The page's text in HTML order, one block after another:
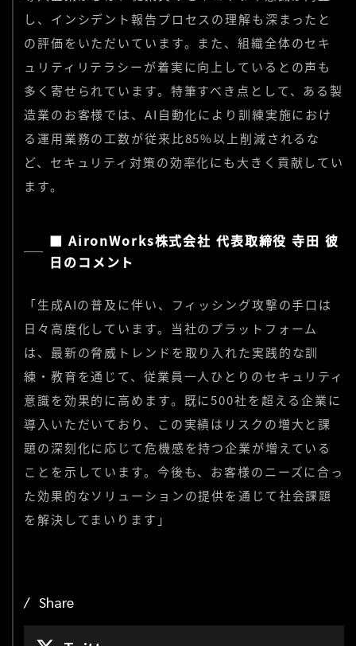
し、インシデント報告プロセスの理解も深まったと
の評価をいただいています。また、組織全体のセキ
ュリティリテラシーが着実に向上しているとの声も
多く寄せられています。特筆すべき点として、ある製
造業のお客様では、AI自動化により訓練実施におけ
る運用業務の工数が従来比85%以上削減されるな
ど、セキュリティ対策の効率化にも大きく貢献してい
ます。
■ AironWorks株式会社 代表取締役 寺田 彼
日のコメント
「生成AIの普及に伴い、フィッシング攻撃の手口は
日々高度化しています。当社のプラットフォーム
は、最新の脅威トレンドを取り入れた実践的な訓
練・教育を通じて、従業員一人ひとりのセキュリティ
意識を効果的に高めます。既に500社を超える企業に
導入いただいており、この実績はリスクの増大と課
題の深刻化に応じて危機感を持つ企業が増えている
ことを示しています。今後も、お客様のニーズに合っ
た効果的なソリューションの提供を通じて社会課題
を解決してまいります」
Share